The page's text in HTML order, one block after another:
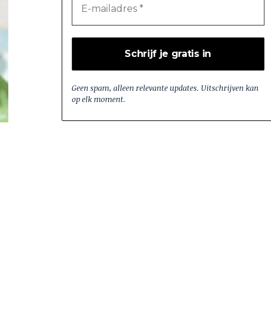
Geen spam, alleen relevante updates. Uitschrijven kan
op elk moment.